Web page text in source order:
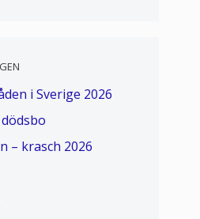
i Sverige 2026
– krasch 2026